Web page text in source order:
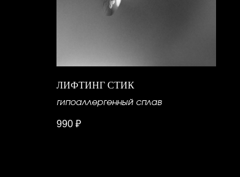
ЛИФТИНГ СТИК
гипоаллергенный сплав
990 ₽